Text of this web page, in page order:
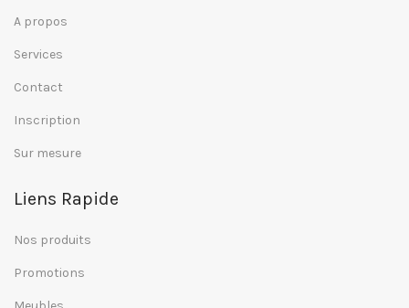
A propos
Services
Contact
Inscription
Sur mesure
Liens Rapide
Nos produits
Promotions